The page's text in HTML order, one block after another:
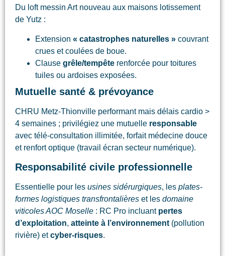
Du loft messin Art nouveau aux maisons lotissement
de Yutz :
Extension « catastrophes naturelles » couvrant
crues et coulées de boue.
Clause grêle/tempête renforcée pour toitures
tuiles ou ardoises exposées.
Mutuelle santé & prévoyance
CHRU Metz-Thionville performant mais délais cardio >
4 semaines ; privilégiez une mutuelle responsable
avec télé-consultation illimitée, forfait médecine douce
et renfort optique (travail écran secteur numérique).
Responsabilité civile professionnelle
Essentielle pour les usines sidérurgiques, les plates-
formes logistiques transfrontalières et les domaine
viticoles AOC Moselle : RC Pro incluant pertes
d’exploitation, atteinte à l’environnement (pollution
rivière) etcyber-risques.